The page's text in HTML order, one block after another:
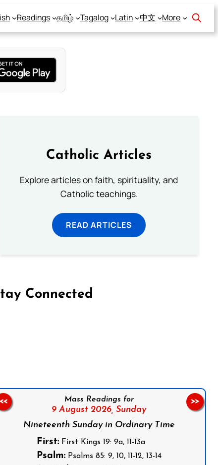
Readings தமிழ் Tagalog Latin 中文 More
Catholic Articles
Explore articles on faith, spirituality, and
Catholic teachings.
READ ARTICLES
Connected
Mass Readings for
9 August 2026, Sunday
Nineteenth Sunday in Ordinary Time
First:First Kings 19: 9a, 11-13a
Psalm:Psalms 85: 9, 10, 11-12, 13-14
>>